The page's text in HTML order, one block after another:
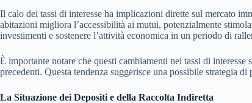
Il calo dei tassi di interesse ha implicazioni dirette sul mercato
abitazioni migliora l’accessibilità ai mutui, potenzialmente
investimenti e sostenere l’attività economica in un periodo di
È importante notare che questi cambiamenti nei tassi di
precedenti. Questa tendenza suggerisce una possibile strategia
La Situazione dei Depositi e della Raccolta Indiretta